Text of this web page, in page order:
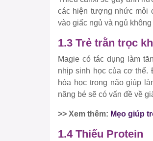
các hiện tượng nhức mỏi
vào giấc ngủ và ngủ
1.3 Trẻ trằn trọc
Magie có tác dụng làm
nhịp sinh học của cơ thể.
hóa học trong não giúp
năng bé sẽ có vấn đề về
>> Xem thêm: Mẹo giúp
1.4 Thiếu Protein